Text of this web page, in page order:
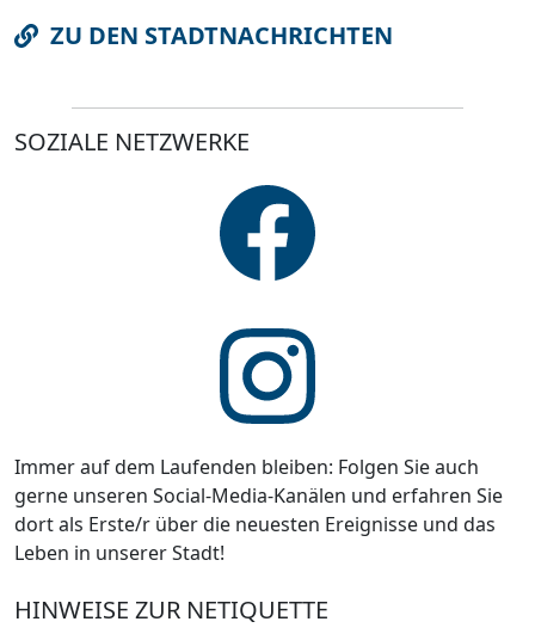
ZU DEN STADTNACHRICHTEN
SOZIALE NETZWERKE
Immer auf dem Laufenden bleiben: Folgen Sie auch
gerne unseren Social-Media-Kanälen und erfahren Sie
dort als Erste/r über die neuesten Ereignisse und das
Leben in unserer Stadt!
HINWEISE ZUR NETIQUETTE